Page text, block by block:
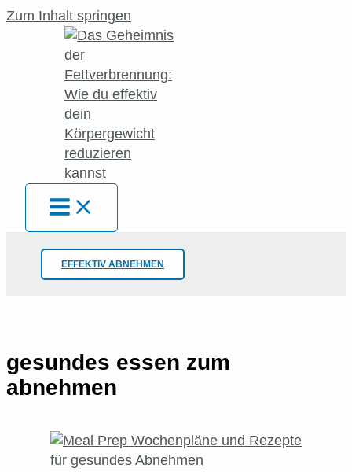
Zum Inhalt springen
EFFEKTIV ABNEHMEN
gesundes essen zum
abnehmen